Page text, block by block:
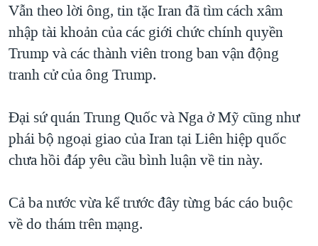
Vẫn theo lời ông, tin tặc Iran đã tìm cách xâm
nhập tài khoản của các giới chức chính quyền
Trump và các thành viên trong ban vận động
tranh cử của ông Trump.
Đại sứ quán Trung Quốc và Nga ở Mỹ cũng như
phái bộ ngoại giao của Iran tại Liên hiệp quốc
chưa hồi đáp yêu cầu bình luận về tin này.
Cả ba nước vừa kể trước đây từng bác cáo buộc
về do thám trên mạng.